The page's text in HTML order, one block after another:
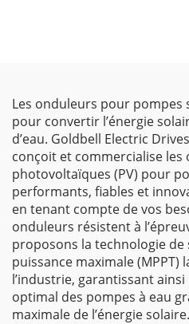
Les onduleurs pour pompes
pour convertir l’énergie
d’eau. Goldbell Electric
conçoit et commercialise les
photovoltaïques (PV) pour
performants, fiables et
en tenant compte de vos
onduleurs résistent à
proposons la technologie
puissance maximale (MPPT)
l’industrie, garantissant
optimal des pompes à eau
maximale de l’énergie